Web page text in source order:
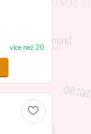
více než 20